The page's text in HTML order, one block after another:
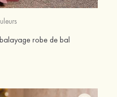
robe de bal